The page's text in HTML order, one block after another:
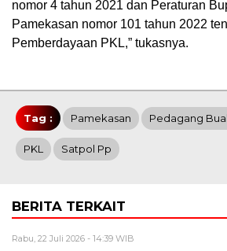
nomor 4 tahun 2021 dan Peraturan
Pamekasan nomor 101 tahun 2022
Pemberdayaan PKL,” tukasnya.
Tag : Pamekasan Pedagang
PKL Satpol Pp
BERITA TERKAIT
Rabu, 22 Juli 2026 - 14:39 WIB